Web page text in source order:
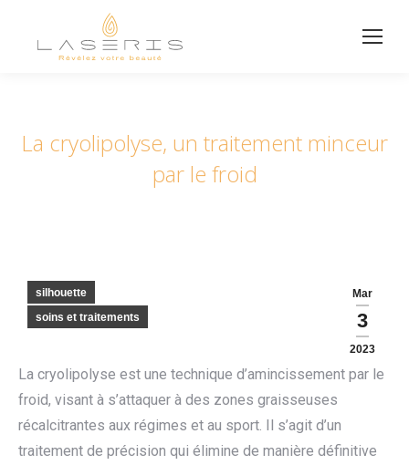
La cryolipolyse, un traitement minceur
par le froid
Mar
3
2023
silhouette
soins et traitements
La cryolipolyse est une technique d’amincissement par le
froid, visant à s’attaquer à des zones graisseuses
récalcitrantes aux régimes et au sport. Il s’agit d’un
traitement de précision qui élimine de manière définitive